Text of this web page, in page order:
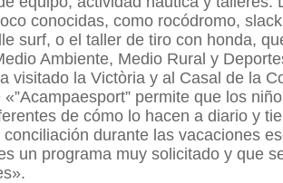
conocidas, como rocódromo,
surf, o el taller de tiro con honda,
Ambiente, Medio Rural y
visitado la Victòria y al Casal de la
permite que los
de cómo lo hacen a diario y
durante las vacaciones
un programa muy solicitado y que